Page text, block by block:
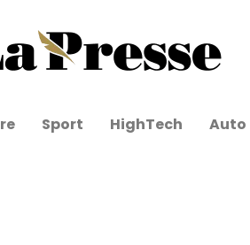
Sport HighTech Auto